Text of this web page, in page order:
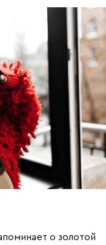
о золотой